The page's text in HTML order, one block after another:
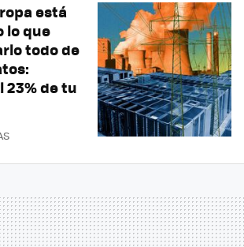
está
lo que
todo de
de tu